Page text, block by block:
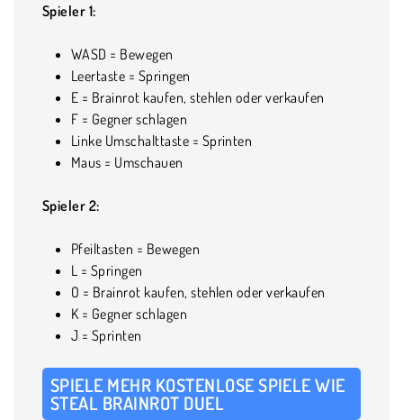
Spieler 1:
WASD = Bewegen
Leertaste = Springen
E = Brainrot kaufen, stehlen oder verkaufen
F = Gegner schlagen
Linke Umschalttaste = Sprinten
Maus = Umschauen
Spieler 2:
Pfeiltasten = Bewegen
L = Springen
O = Brainrot kaufen, stehlen oder verkaufen
K = Gegner schlagen
J = Sprinten
SPIELE MEHR KOSTENLOSE SPIELE WIE
STEAL BRAINROT DUEL